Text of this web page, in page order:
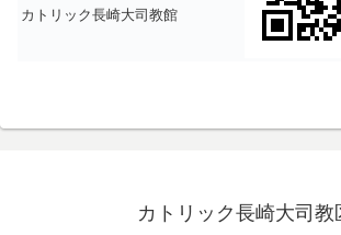
カトリック長崎大司教館
カトリック長崎大司教